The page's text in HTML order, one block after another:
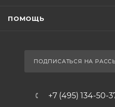
ПОМОЩЬ
ПОДПИСАТЬСЯ НА
+7 (495) 134-50-